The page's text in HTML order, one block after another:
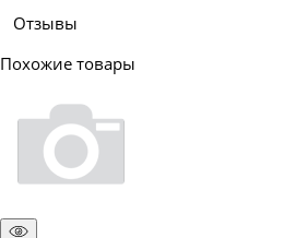
Отзывы
Похожие товары